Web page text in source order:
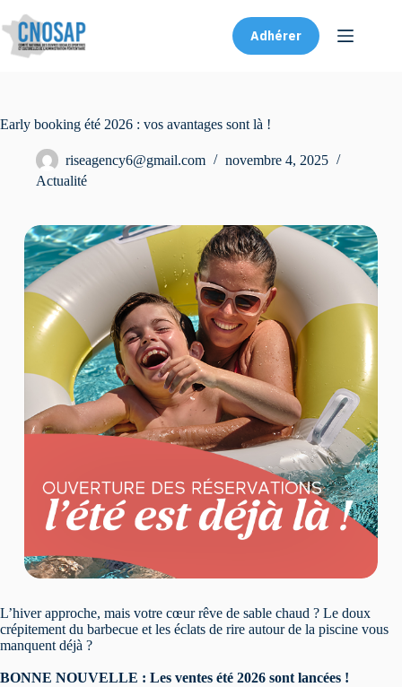
Adhérer
Early booking été 2026 : vos avantages sont là !
riseagency6@gmail.com
novembre 4, 2025
Actualité
L’hiver approche, mais votre cœur rêve de sable chaud ? Le doux
crépitement du barbecue et les éclats de rire autour de la piscine vous
manquent déjà ?
BONNE NOUVELLE : Les ventes été 2026 sont lancées !